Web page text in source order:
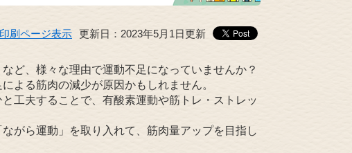
印刷ページ表示 更新日：2023年5月1日更新
ど、様々な理由で運動不足になっていませんか？
よる筋肉の減少が原因かもしれません。
工夫することで、有酸素運動や筋トレ・ストレッ
がら運動」を取り入れて、筋肉量アップを目指し